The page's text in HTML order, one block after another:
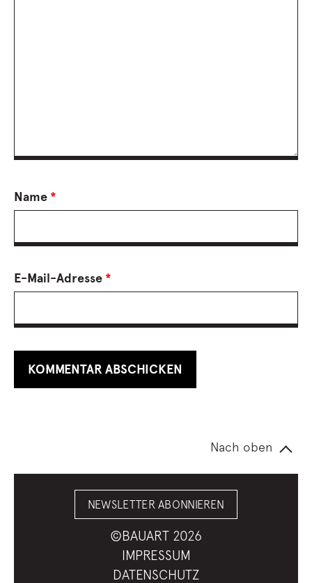
Name *
E-Mail-Adresse *
Nach oben
NEWSLETTER ABONNIEREN
©BAUART 2026
IMPRESSUM
DATENSCHUTZ